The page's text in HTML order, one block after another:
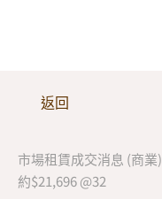
返回
市場租賃成交消息 (商業
約$21,696 @32